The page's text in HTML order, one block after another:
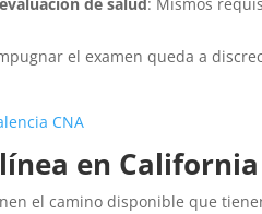
el examen queda a
CNA
en California
el camino disponible que